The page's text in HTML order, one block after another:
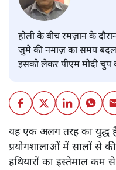
होली के बीच रमज़ान के
जुमे की नमाज़ का समय
इसको लेकर पीएम मोदी चुप
यह एक अलग तरह का युद्ध
प्रयोगशालाओं में सालों से
हथियारों का इस्तेमाल कम